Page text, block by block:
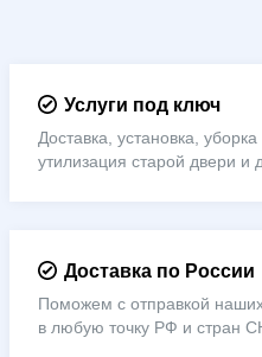
Услуги под ключ
Доставка, установка, уборка
утилизация старой двери и
Доставка по России
Поможем с отправкой
в любую точку РФ и стран